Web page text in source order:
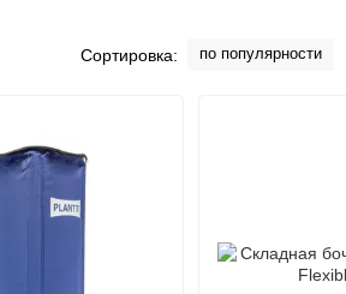
Сортировка: по популярности